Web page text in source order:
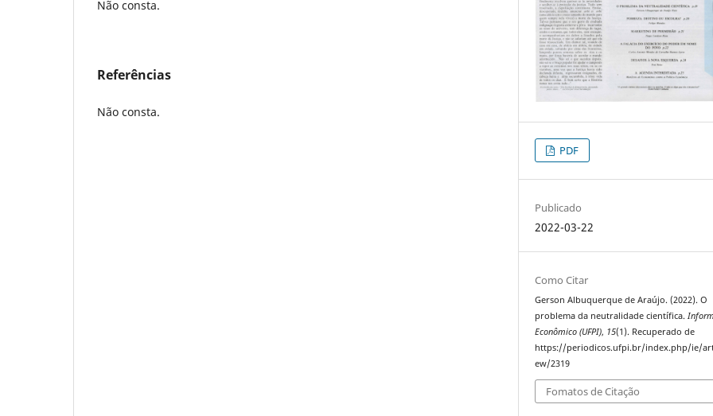
Não consta.
Referências
Não consta.
PDF
Publicado
2022-03-22
Como Citar
Gerson Albuquerque de Araújo. (2022). O
problema da neutralidade científica.
Econômico (UFPI), 15(1). Recuperado de
https://periodicos.ufpi.br/index.php/ie/
ew/2319
Fomatos de Citação